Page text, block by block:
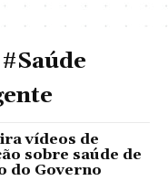
vídeos de
sobre saúde de
do Governo